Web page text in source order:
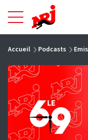
NRJ -
Accueil Podcasts